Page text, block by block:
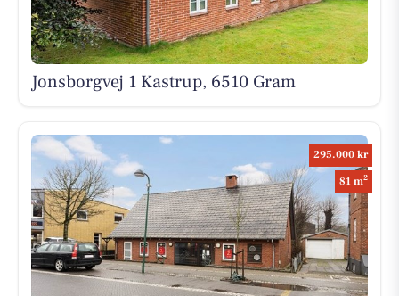
Jonsborgvej 1 Kastrup, 6510 Gram
295.000 kr
81 m2